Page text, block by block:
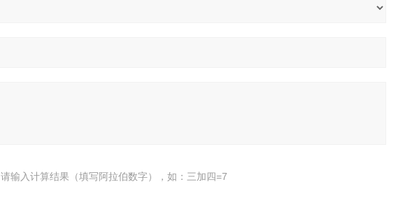
请输入计算结果（填写阿拉伯数字），如：三加四=7